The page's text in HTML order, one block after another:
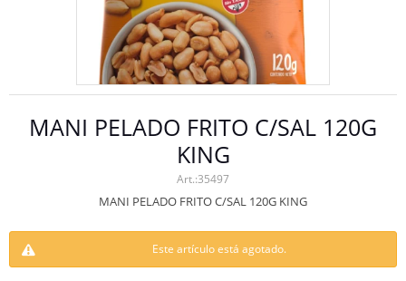
MANI PELADO FRITO C/SAL 120G
KING
35497
MANI PELADO FRITO C/SAL 120G KING
Este artículo está agotado.